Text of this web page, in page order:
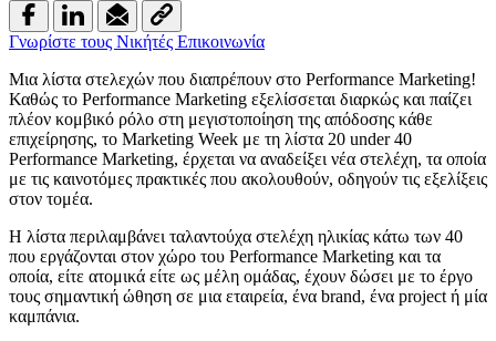
Γνωρίστε τους Νικήτές Επικοινωνία
Μια λίστα στελεχών που διαπρέπουν στο Performance Marketing!
Καθώς το Performance Marketing εξελίσσεται διαρκώς και παίζει
πλέον κομβικό ρόλο στη μεγιστοποίηση της απόδοσης κάθε
επιχείρησης, το Marketing Week με τη λίστα 20 under 40
Performance Marketing, έρχεται να αναδείξει νέα στελέχη, τα οποία
με τις καινοτόμες πρακτικές που ακολουθούν, οδηγούν τις εξελίξεις
στον τομέα.
Η λίστα περιλαμβάνει ταλαντούχα στελέχη ηλικίας κάτω των 40
που εργάζονται στον χώρο του Performance Marketing και τα
οποία, είτε ατομικά είτε ως μέλη ομάδας, έχουν δώσει με το έργο
τους σημαντική ώθηση σε μια εταιρεία, ένα brand, ένα project ή μία
καμπάνια.